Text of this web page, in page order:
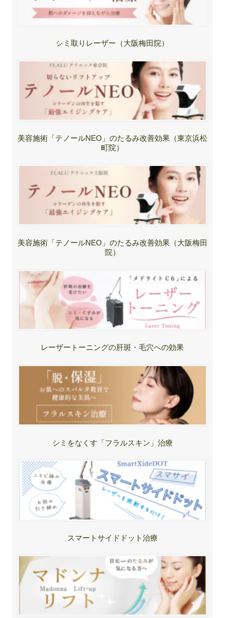
シミ取りレーザー（大阪梅田院）
美容施術「テノールNEO」のたるみ改善効果（東京浜松
町院）
美容施術「テノールNEO」のたるみ改善効果（大阪梅田
院）
レーザートーニングの肝斑・毛穴への効果
シミをなくす「フラルスキン」治療
スマートサイドドット治療